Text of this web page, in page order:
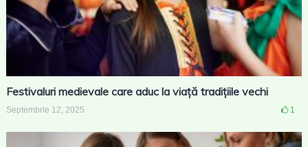
Festivaluri medievale care aduc la viață tradițiile vechi
Septembrie 12, 2025 1